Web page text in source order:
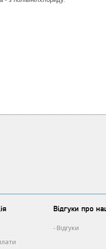
Відгуки про
Відгуки